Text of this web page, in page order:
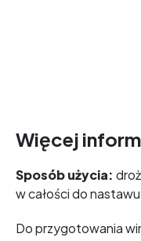
Więcej
Sposób użycia:
w całości do
Do przygotowania